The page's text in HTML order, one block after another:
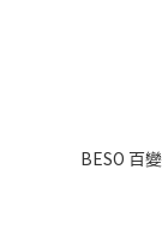
BESO 百